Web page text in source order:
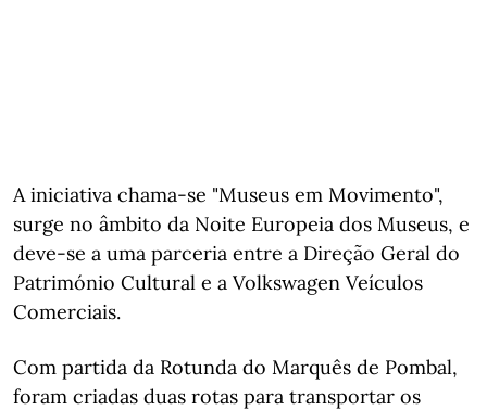
A iniciativa chama-se "Museus em Movimento",
surge no âmbito da Noite Europeia dos Museus, e
deve-se a uma parceria entre a Direção Geral do
Património Cultural e a Volkswagen Veículos
Comerciais.
Com partida da Rotunda do Marquês de Pombal,
foram criadas duas rotas para transportar os